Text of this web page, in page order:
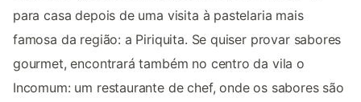
para casa depois de uma visita à pastelaria mais
famosa da região: a Piriquita. Se quiser provar sabores
gourmet, encontrará também no centro da vila o
Incomum: um restaurante de chef, onde os sabores são